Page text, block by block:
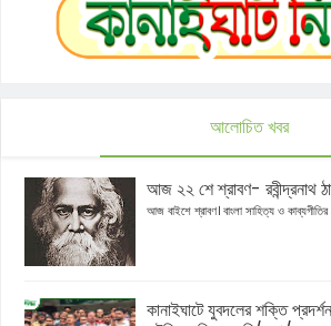
আলোচিত খবর
আজ ২২ শে শ্রাবণ- রবীন্দ্রনাথ
আজ বাইশে শ্রাবণ। বাংলা সাহিত্য ও কাব্যগীতির
কানাইঘাটে যুবদলের শক্তি